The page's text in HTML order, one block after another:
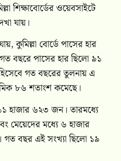
শিক্ষাবোর্ডের ওয়েবসাইটে
যায়।
কুমিল্লা বোর্ডে পাসের হার
বছরে পাসের হার ছিলো ৯১
গত বছরের তুলনায় এ
৮৬ শতাংশ কমেছে।
হাজার ৬২৩ জন। তারমধ্যে
মেয়েদের মধ্যে ৬ হাজার
বছর এই সংখ্যা ছিলো ১৯